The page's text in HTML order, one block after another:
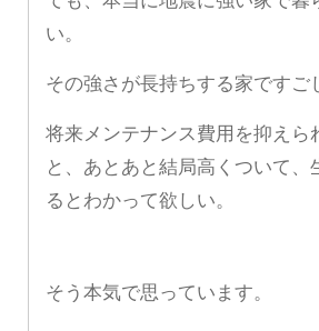
い。
その強さが長持ちする家ですご
将来メンテナンス費用を抑えら
と、あとあと結局高くついて、
るとわかって欲しい。
そう本気で思っています。